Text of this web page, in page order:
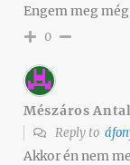
Engem meg
0
Mészáros Antal
Reply to
Akkor én nem